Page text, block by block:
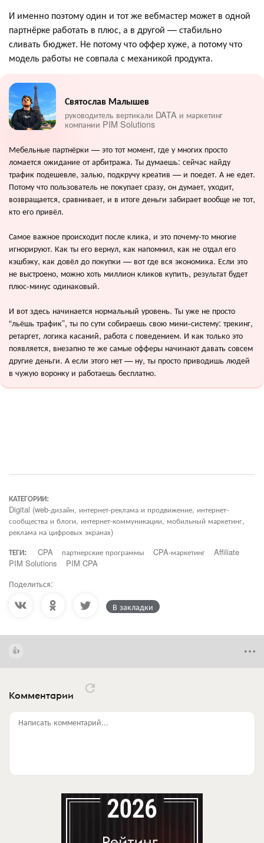
И именно поэтому один и тот же вебмастер может в одной
партнёрке работать в плюс, а в другой — стабильно
сливать бюджет. Не потому что оффер хуже, а потому что
модель работы не совпала с механикой продукта.
Святослав Малышев
руководитель вертикали DATA и маркетинг
компании PIM Solutions
Мебельные партнёрки — это тот момент, где у многих просто
ломается ожидание от арбитража. Ты думаешь: сейчас найду
трафик подешевле, залью, подкручу креатив — и поедет. А не едет.
Потому что пользователь не покупает сразу, он думает, уходит,
возвращается, сравнивает, и в итоге деньги забирает вообще не тот,
кто его привёл.
Самое важное происходит после клика, и это почему-то многие
игнорируют. Как ты его вернул, как напомнил, как не отдал его
кэшбэку, как довёл до покупки — вот где вся экономика. Если это
не выстроено, можно хоть миллион кликов купить, результат будет
плюс-минус одинаковый.
И вот здесь начинается нормальный уровень. Ты уже не просто
“льёшь трафик”, ты по сути собираешь свою мини-систему: трекинг,
ретаргет, логика касаний, работа с поведением. И как только это
появляется, внезапно те же самые офферы начинают давать совсем
другие деньги. А если этого нет — ну, ты просто приводишь людей
в чужую воронку и работаешь бесплатно.
КАТЕГОРИИ:
Digital (web-дизайн, интернет-реклама и продвижение, интернет-
сообщества и блоги, интернет-коммуникации, мобильный маркетинг,
реклама на цифровых экранах)
ТЕГИ:
CPA партнерские программы CPA-маркетинг
Affiliate
PIM Solutions
PIM CPA
Поделиться:
В закладки
Комментарии
Написать комментарий...